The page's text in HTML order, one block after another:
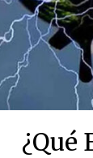
¿Qué